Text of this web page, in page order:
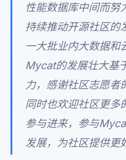
性能数据库中间而努
持续推动开源社区
一大批业内大数据和
Mycat的发展壮大基
力，感谢社区志愿者
同时也欢迎社区更多
参与进来，参与
发展，为社区提供更